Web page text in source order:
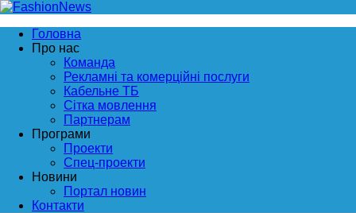
Головна
Про нас
Команда
Рекламні та комерційні послуги
Кабельне ТБ
Сітка мовлення
Партнерам
Програми
Проекти
Спец-проекти
Новини
Портал новин
Контакти